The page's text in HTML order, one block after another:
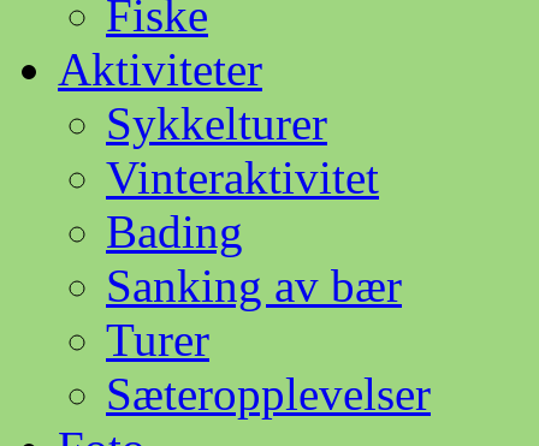
Fiske
Aktiviteter
Sykkelturer
Vinteraktivitet
Bading
Sanking av bær
Turer
Sæteropplevelser